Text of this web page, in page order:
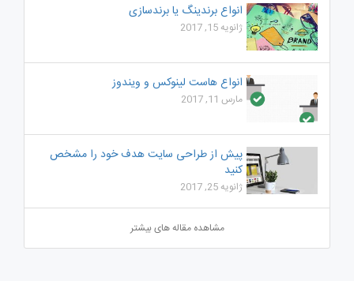
انواع برندینگ یا برندسازی
ژانویه 15, 2017
انواع هاست لینوکس و ویندوز
مارس 11, 2017
پیش از طراحی سایت هدف خود را مشخص
کنید
ژانویه 25, 2017
مشاهده مقاله های بیشتر